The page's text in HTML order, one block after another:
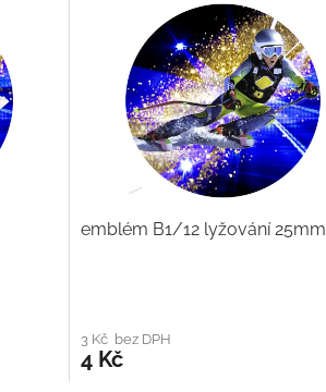
emblém B1/12 lyžování 25mm
3 Kč bez DPH
4 Kč